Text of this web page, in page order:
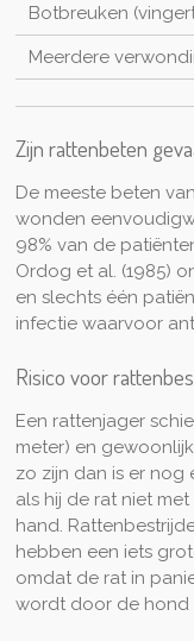
Botbreuken
Meerdere
Zijn rattenbeten
De meeste beten
wonden
98% van de
Ordog et al. (1985)
en slechts één
infectie waarvoor
Risico voor
Een rattenjager
meter) en
zo zijn dan is er nog
als hij de rat niet
hand.
hebben een iets
omdat de rat in
wordt door de hond